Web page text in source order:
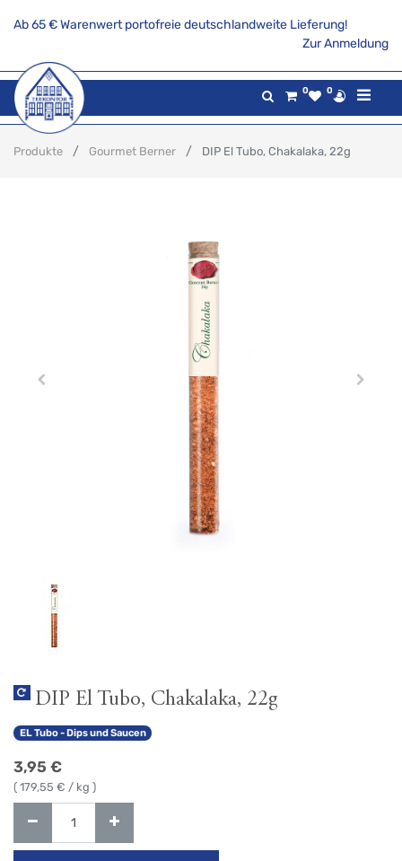
Ab 65 € Warenwert portofreie deutschlandweite Lieferung!
Zur Anmeldung
0 0
Produkte Gourmet Berner DIP El Tubo, Chakalaka, 22g
DIP El Tubo, Chakalaka, 22g
EL Tubo - Dips und Saucen
3,95 €
( 179,55 € / kg )